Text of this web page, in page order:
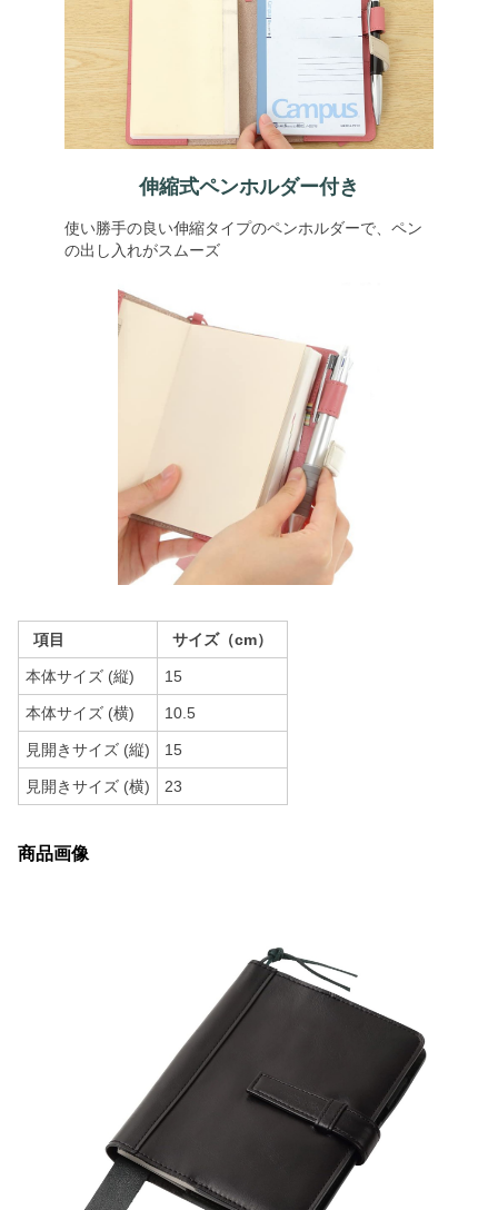
伸縮式ペンホルダー付き
使い勝手の良い伸縮タイプのペンホルダーで、ペン
の出し入れがスムーズ
項目 サイズ（cm）
本体サイズ (縦) 15
本体サイズ (横) 10.5
見開きサイズ (縦) 15
見開きサイズ (横) 23
商品画像